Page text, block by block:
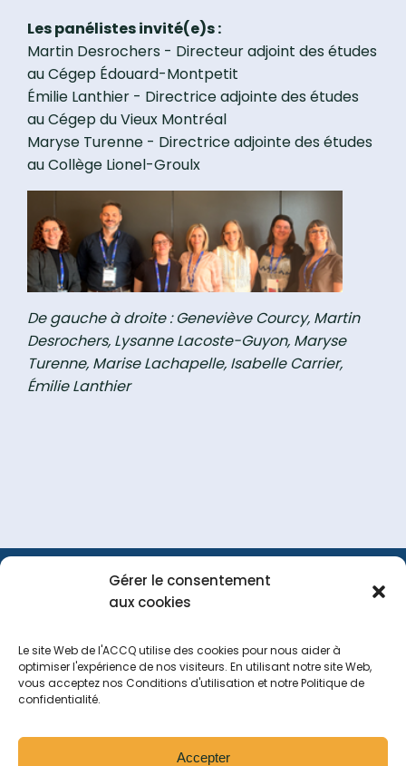
Gérer le consentement
aux cookies
Le site Web de l'ACCQ utilise des cookies pour nous aider à
optimiser l'expérience de nos visiteurs. En utilisant notre site Web,
vous acceptez nos Conditions d'utilisation et notre Politique de
confidentialité.
Accepter
Les panélistes invité(e)s :
Martin Desrochers - Directeur adjoint des études
au Cégep Édouard-Montpetit
Émilie Lanthier - Directrice adjointe des études
au Cégep du Vieux Montréal
Maryse Turenne - Directrice adjointe des études
au Collège Lionel-Groulx
De gauche à droite : Geneviève Courcy, Martin
Desrochers, Lysanne Lacoste-Guyon, Maryse
Turenne, Marise Lachapelle, Isabelle Carrier,
Émilie Lanthier
Portail
Tous droits réservés2026
Politique de confidentialité